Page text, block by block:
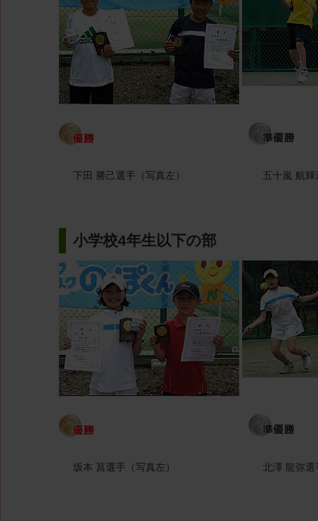
下田 勝己選手（写真左） 五十嵐 航
小学校4年生以下の部
坂本 菖選手（写真左） 北澤 龍弥